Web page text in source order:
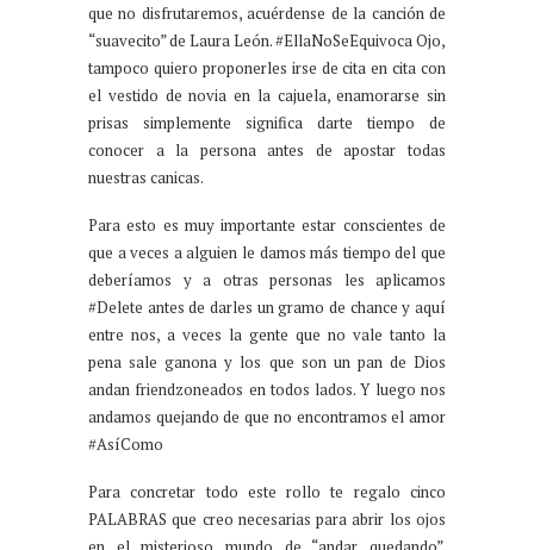
que no disfrutaremos, acuérdense de la canción de
“suavecito” de Laura León. #EllaNoSeEquivoca Ojo,
tampoco quiero proponerles irse de cita en cita con
el vestido de novia en la cajuela, enamorarse sin
prisas simplemente significa darte tiempo de
conocer a la persona antes de apostar todas
nuestras canicas.
Para esto es muy importante estar conscientes de
que a veces a alguien le damos más tiempo del que
deberíamos y a otras personas les aplicamos
#Delete antes de darles un gramo de chance y aquí
entre nos, a veces la gente que no vale tanto la
pena sale ganona y los que son un pan de Dios
andan friendzoneados en todos lados. Y luego nos
andamos quejando de que no encontramos el amor
#AsíComo
Para concretar todo este rollo te regalo cinco
PALABRAS que creo necesarias para abrir los ojos